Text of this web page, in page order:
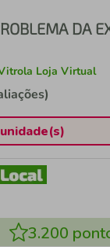
DA
Loja Virtual
3.200